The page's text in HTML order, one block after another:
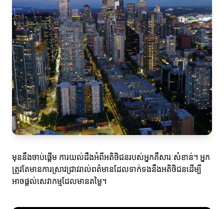
មុននឹងចាប់ផ្តើម ការយល់ដឹងអំពីអតិថិជនរបស់អ្នកគឺសារៈសំខាន់។ អ្នក
ត្រូវតែមានការស្រាវជ្រាវរាល់ពត៌មានដែលទាក់ទងនឹងអតិថិជនដើម្បី
អាចផ្តល់សេវាកម្មដែលមានតម្លៃ។